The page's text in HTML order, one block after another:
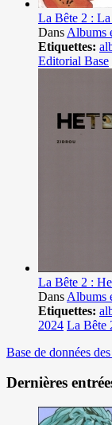
La Bête 2 :
Dans Albums
Etiquettes:
Editorial Base
La Bête 2 :
Dans Albums
Etiquettes:
2024 La Bête
Base de données
Dernières